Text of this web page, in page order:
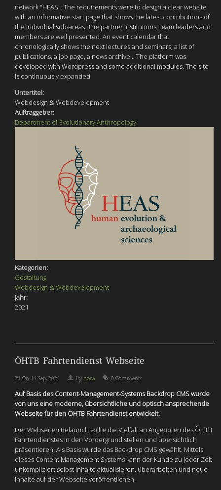
network "HEAS". The requirements were to design a clear website
with an informative start page that shows the latest contributions of
the individual sub-areas. The partner institutions, team leaders and
members are well presented. An event calendar that
chronologically shows the next lectures and seminars, a list of
publications, a job page, a news archive... The platform was
developed with Wordpress and some additional modules. The site
is continuously expanded
Untertitel:
Webdesign & Webdevelopment
Auftraggeber:
Department of Evolutionary Anthropology
Kategorien:
Gestaltung
Webdesign & Webdevelopment
Jahr:
2021
ÖHTB Fahrtendienst Webseite
On 14 Sep, 2021 By nora 0 Comments
Auf Basis des Content-Management-Systems Backdrop CMS wurde
von uns eine moderne, übersichtliche und optisch ansprechende
Webseite für den ÖHTB Fahrtendienst entwickelt.
Der Webseiten Relaunch sollte die Vielfalt an Angeboten des ÖHTB
Fahrtendienstes in den Vordergrund stellen und übersichtlich
präsentieren. Als Basis wurde das Backdrop CMS gewählt. Mittels
dieses Content Management Systems kann der Kunde zu jeder Zeit
unkompliziert selbst Inhalte aktualisieren, überarbeiten und neue
Inhalte auf der Webseite veröffentlichen.